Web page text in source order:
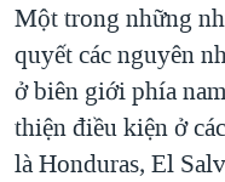
Một trong những
quyết các nguyên
ở biên giới phía
thiện điều kiện ở
là Honduras, El